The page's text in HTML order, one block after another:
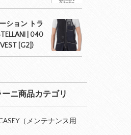
ション トラ
| 040
[G2])
ニ商品カテゴリ
（メンテナンス用